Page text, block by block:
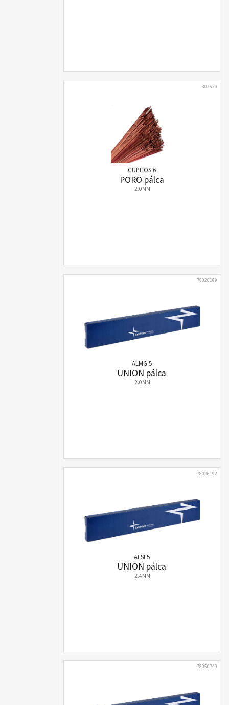
302520
CUPHOS 6
PORO pálca
2.0MM
78026189
ALMG 5
UNION pálca
2.0MM
78026192
ALSI 5
UNION pálca
2.4MM
78050749